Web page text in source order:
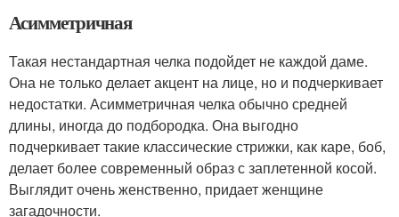
Асимметричная
Такая нестандартная челка подойдет не каждой даме.
Она не только делает акцент на лице, но и подчеркивает
недостатки. Асимметричная челка обычно средней
длины, иногда до подбородка. Она выгодно
подчеркивает такие классические стрижки, как каре, боб,
делает более современный образ с заплетенной косой.
Выглядит очень женственно, придает женщине
загадочности.